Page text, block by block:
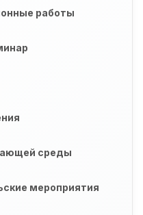
работы
среды
мероприятия